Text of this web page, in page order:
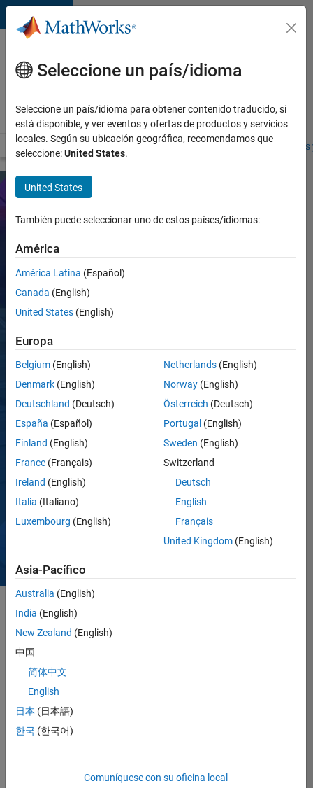
Saltar al contenido
Ofertas
de
empleo
MathWorks
Visión general Búsqueda de empleo Oficinas locales
Inclusión,
Participación
y
Comunidad
La cultura
de
MathWorks
es más
que un
conjunto
de valores,
comportamientos
compartidos;
espíritu
distintivo
que define
todo lo
que
Como
decir, “no es
solo lo que
hacemos
hacemos”.
Nuestros
Seleccione un país/idioma
Seleccione un país/idioma para obtener contenido traducido, si
está disponible, y ver eventos y ofertas de productos y servicios
locales. Según su ubicación geográfica, recomendamos que
seleccione:United States.
United States
También puede seleccionar uno de estos países/idiomas:
América
América Latina (Español)
Canada (English)
United States (English)
Europa
Belgium (English)
Denmark (English)
Deutschland (Deutsch)
España (Español)
Finland (English)
France (Français)
Ireland (English)
Italia (Italiano)
Luxembourg (English)
Netherlands(English)
Norway(English)
Österreich (Deutsch)
Portugal (English)
Sweden (English)
Switzerland
Deutsch
English
Français
United Kingdom(English)
Asia-Pacífico
Australia (English)
India (English)
New Zealand (English)
中国
简体中文
English
日本 (日本語)
한국 (한국어)
Comuníquese con su oficina local